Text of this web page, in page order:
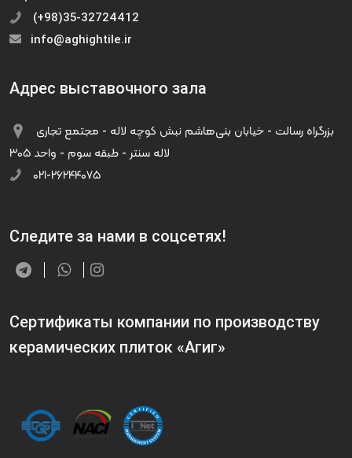
(+98)35-32724412
info@aghightile.ir
Адрес выставочного зала
لاله سنتر - طبقه سوم - واحد ۳۰۵
۰۲۱-۲۶۲۴۴۰۷۵
Следите за нами в соцсетях!
Сертификаты компании по производству
керамических плиток «Агиг»